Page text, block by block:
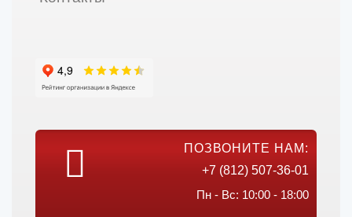
ПОЗВОНИТЕ НАМ:
+7 (812) 507-36-01
Пн - Вс: 10:00 - 18:00